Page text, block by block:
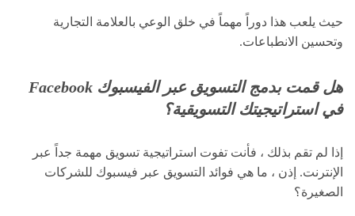
حيث يلعب هذا دوراً مهماً في خلق الوعي بالعلامة التجارية
وتحسين الانطباعات.
هل قمت بدمج التسويق عبر الفيسبوك Facebook
في استراتيجيتك التسويقية؟
إذا لم تقم بذلك ، فأنت تفوت استراتيجية تسويق مهمة جداً عبر
الإنترنت. إذن ، ما هي فوائد التسويق عبر فيسبوك للشركات
الصغيرة؟